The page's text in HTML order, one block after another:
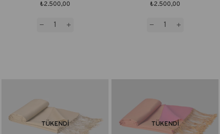
₺2.500,00 ₺2.500,00
TÜKENDI TÜKENDI